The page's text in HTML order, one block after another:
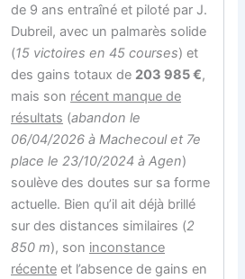
de 9 ans entraîné et piloté par J.
Dubreil, avec un palmarès solide
(15 victoires en 45 courses) et
des gains totaux de 203 985 €,
mais son récent manque de
résultats (abandon le
06/04/2026 à Machecoul et 7e
place le 23/10/2024 à Agen)
soulève des doutes sur sa forme
actuelle. Bien qu’il ait déjà brillé
sur des distances similaires (2
850 m), son inconstance
récente et l’absence de gains en